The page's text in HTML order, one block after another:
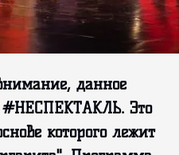
данное
#НЕСПЕКТАКЛЬ. Это
которого лежит